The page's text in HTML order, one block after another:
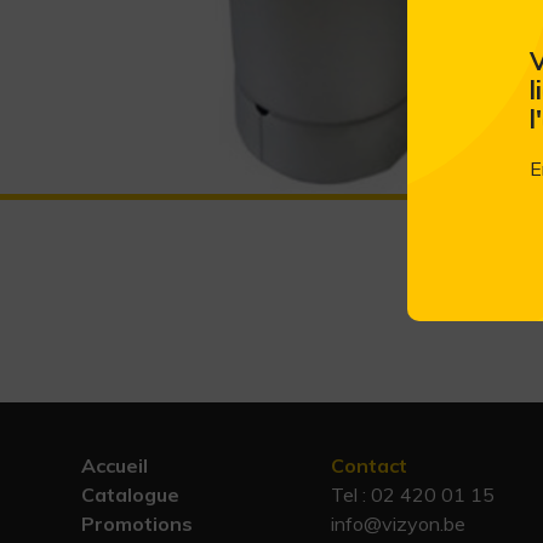
Accueil
Catalogue
Promotions
Contact
Tel : 02 420 01 15
info@vizyon.be